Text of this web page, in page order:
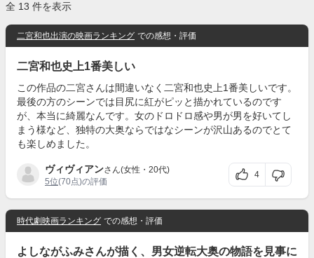
全 13 件を表示
二宮和也出演の映画ランキング での感想・評価
二宮和也史上1番美しい
この作品の二宮さんは間違いなく二宮和也史上1番美しいです。
最後の方のシーンでは目尻に紅がピッと描かれているのです
が、本当に綺麗なんです。女のドロドロ感や男が男を好いてし
まう様など、独特の大奥ならではなシーンが沢山あるのでとて
も楽しめました。
ヴィヴィアンさん(女性・20代)
5位(70点)の評価
4
時代劇映画ランキング での感想・評価
よしながふみさんが描く、男女逆転大奥の物語を見事に